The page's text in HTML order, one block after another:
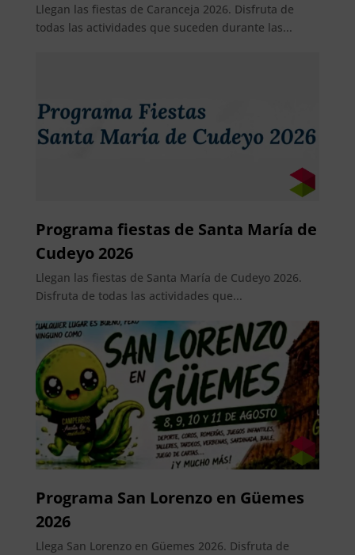
Llegan las fiestas de Caranceja 2026. Disfruta de
todas las actividades que suceden durante las...
Programa fiestas de Santa María de
Cudeyo 2026
Llegan las fiestas de Santa María de Cudeyo 2026.
Disfruta de todas las actividades que...
Programa San Lorenzo en Güemes
2026
Llega San Lorenzo en Güemes 2026. Disfruta de